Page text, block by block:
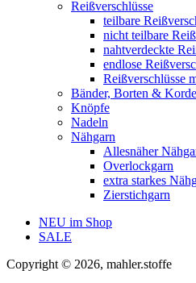
Reißverschlüsse
teilbare
nicht teilbare
nahtverdeckte
endlose
Reißverschlüsse
Bänder, Borten &
Knöpfe
Nadeln
Nähgarn
Allesnäher
Overlockgarn
extra starkes
Zierstichgarn
NEU im Shop
SALE
Copyright © 2026, mahler.stoffe